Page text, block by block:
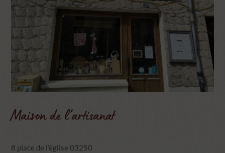
Maison de l’artisanat
8 place de l’église 03250